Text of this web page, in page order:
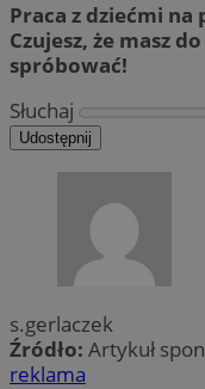
Praca z dziećmi
Czujesz, że masz
spróbować!
Słuchaj
Udostępnij
s.gerlaczek
Źródło: Artykuł
reklama